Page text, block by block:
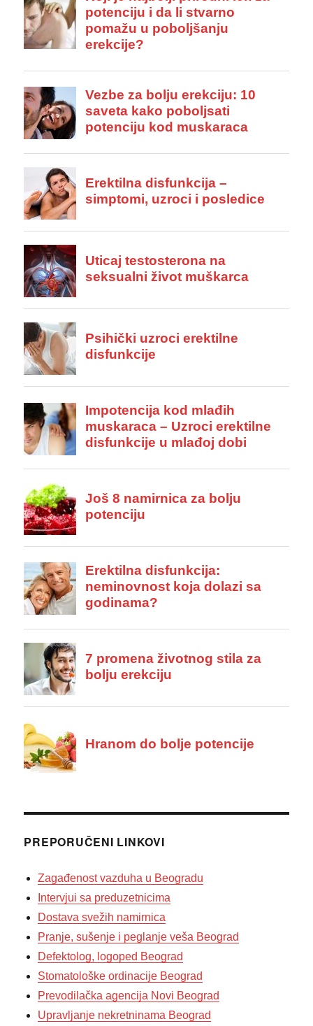
PREPORUČENI LINKOVI
Zagađenost vazduha u Beogradu
Intervjui sa preduzetnicima
Dostava svežih namirnica
Pranje, sušenje i peglanje veša Beograd
Defektolog, logoped Beograd
Stomatološke ordinacije Beograd
Prevodilačka agencija Novi Beograd
Upravljanje nekretninama Beograd